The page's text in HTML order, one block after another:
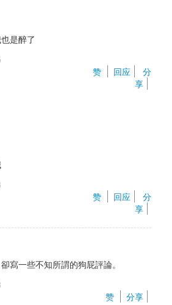
是醉了
赞
回应
分
享
赞
回应
分
享
寫一些不知所謂的狗屁評論。
赞
分享